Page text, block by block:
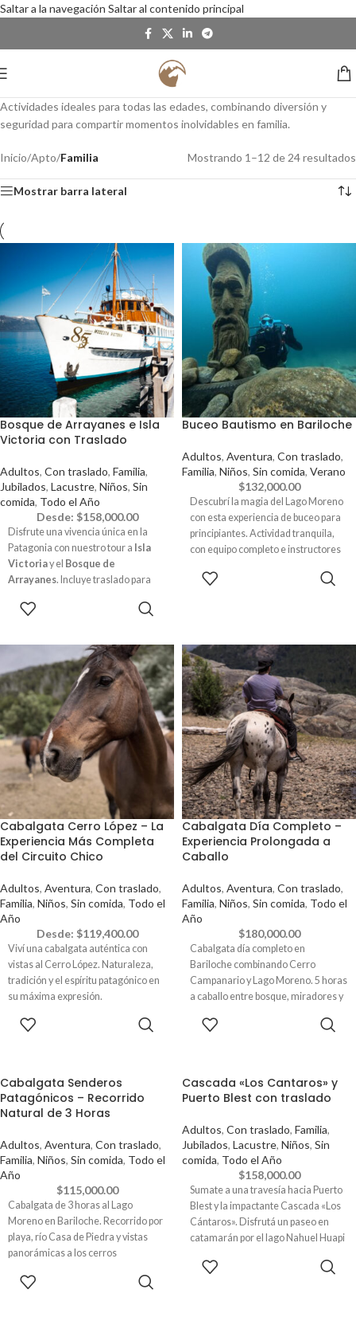
Saltar a la navegación Saltar al contenido principal
Actividades ideales para todas las edades, combinando diversión y
seguridad para compartir momentos inolvidables en familia.
Inicio/Apto/Familia Mostrando 1–12 de 24 resultados
Mostrar barra lateral
Bosque de Arrayanes e Isla
Victoria con Traslado
Adultos, Con traslado, Familia,
Jubilados, Lacustre, Niños, Sin
comida, Todo el Año
Desde: $158,000.00
Disfrute una vivencia única en la
Patagonia con nuestro tour a Isla
Victoriay el Bosque de
Arrayanes. Incluye traslado para
caminos naturales en un increíble
maravíllese con la belleza de estos
destinos extraordinarios.
✅ Reservá tu lugar hoy pagando
solo la seña — el saldo lo abonás
recién el día de la excursión.
Buceo Bautismo en Bariloche
Adultos, Aventura, Con traslado,
Familia, Niños, Sin comida, Verano
$132,000.00
Descubrí la magia del Lago Moreno
con esta experiencia de buceo para
principiantes. Actividad tranquila,
con equipo completo e instructores
Cabalgata Cerro López – La
Experiencia Más Completa
del Circuito Chico
Adultos, Aventura, Con traslado,
Familia, Niños, Sin comida, Todo el
Año
Desde: $119,400.00
Viví una cabalgata auténtica con
vistas al Cerro López. Naturaleza,
tradición y el espíritu patagónico en
su máxima expresión.
Cabalgata Día Completo –
Experiencia Prolongada a
Caballo
Adultos, Aventura, Con traslado,
Familia, Niños, Sin comida, Todo el
Año
$180,000.00
Cabalgata día completo en
Bariloche combinando Cerro
Campanario y Lago Moreno. 5 horas
a caballo entre bosque, miradores y
Cabalgata Senderos
Patagónicos – Recorrido
Natural de 3 Horas
Adultos, Aventura, Con traslado,
Familia, Niños, Sin comida, Todo el
Año
$115,000.00
Cabalgata de 3 horas al Lago
Moreno en Bariloche. Recorrido por
playa, río Casa de Piedra y vistas
panorámicas a los cerros
Cascada «Los Cantaros» y
Puerto Blest con traslado
Adultos, Con traslado, Familia,
Jubilados, Lacustre, Niños, Sin
comida, Todo el Año
$158,000.00
Sumate a una travesía hacia Puerto
Blest y la impactante Cascada «Los
Cántaros». Disfrutá un paseo en
catamarán por el lago Nahuel Huapi
valdiviana. Este tour brinda